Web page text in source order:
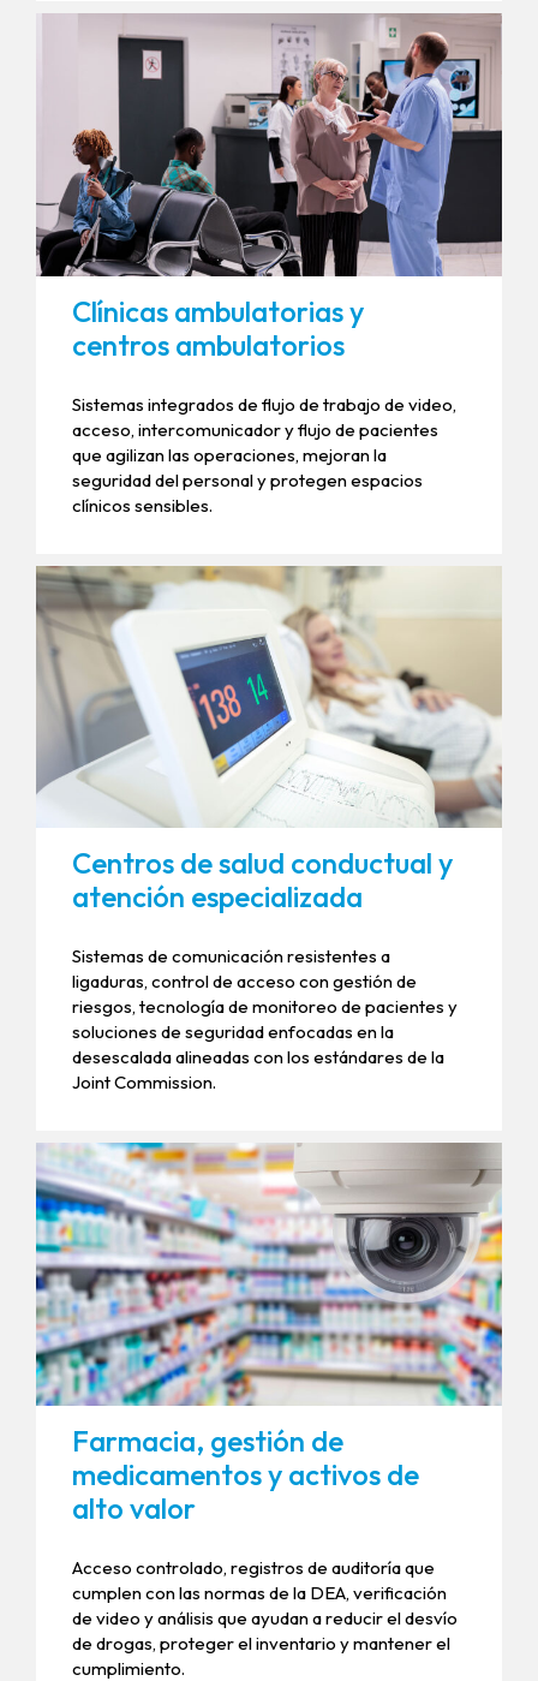
Clínicas ambulatorias y
centros ambulatorios
Sistemas integrados de flujo de trabajo de video,
acceso, intercomunicador y flujo de pacientes
que agilizan las operaciones, mejoran la
seguridad del personal y protegen espacios
clínicos sensibles.
Centros de salud conductual y
atención especializada
Sistemas de comunicación resistentes a
ligaduras, control de acceso con gestión de
riesgos, tecnología de monitoreo de pacientes y
soluciones de seguridad enfocadas en la
desescalada alineadas con los estándares de la
Joint Commission.
Farmacia, gestión de
medicamentos y activos de
alto valor
Acceso controlado, registros de auditoría que
cumplen con las normas de la DEA, verificación
de video y análisis que ayudan a reducir el desvío
de drogas, proteger el inventario y mantener el
cumplimiento.